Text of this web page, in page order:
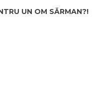
UN OM SĂRMAN?!